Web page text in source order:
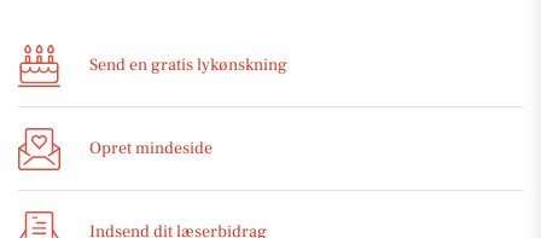
Send en gratis lykønskning
Opret mindeside
Indsend dit læserbidrag